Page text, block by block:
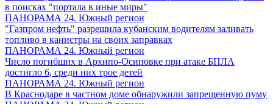
в поисках "портала в иные миры"
ПАНОРАМА 24. Южный регион
"Газпром нефть" разрешила кубанским водителям заливать
топливо в канистры на своих заправках
ПАНОРАМА 24. Южный регион
Число погибших в Архипо-Осиповке при атаке БПЛА
достигло 6, среди них трое детей
ПАНОРАМА 24. Южный регион
В Краснодаре в частном доме обнаружили запрещенную пуму